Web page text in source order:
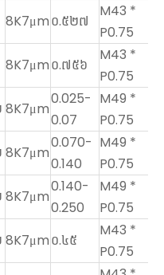
8K7μm០.៥២៧
M43 *
P0.75
8K7μm០.៧៥៦
M43 *
P0.75
8K7μm
0.025-
0.07
M49 *
P0.75
8K7μm
0.070-
0.140
M49 *
P0.75
8K7μm
0.140-
0.250
M49 *
P0.75
8K7μm០.៤៥
M43 *
P0.75